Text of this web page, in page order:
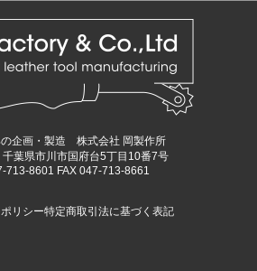
の企画・製造 株式会社 岡製作所
葉県市川市国府台5丁目10番7号
713-8601 FAX 047-713-8661
リシー特定商取引法に基づく表記